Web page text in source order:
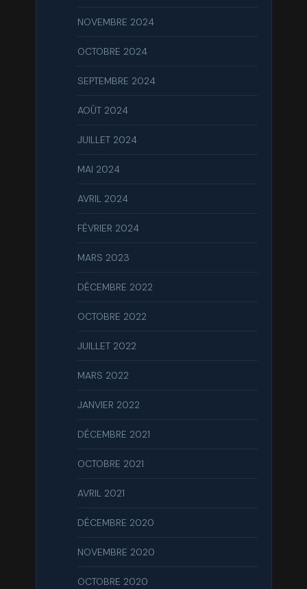
NOVEMBRE 2024
OCTOBRE 2024
SEPTEMBRE 2024
AOÛT 2024
JUILLET 2024
MAI 2024
AVRIL 2024
FÉVRIER 2024
MARS 2023
DÉCEMBRE 2022
OCTOBRE 2022
JUILLET 2022
MARS 2022
JANVIER 2022
DÉCEMBRE 2021
OCTOBRE 2021
AVRIL 2021
DÉCEMBRE 2020
NOVEMBRE 2020
OCTOBRE 2020